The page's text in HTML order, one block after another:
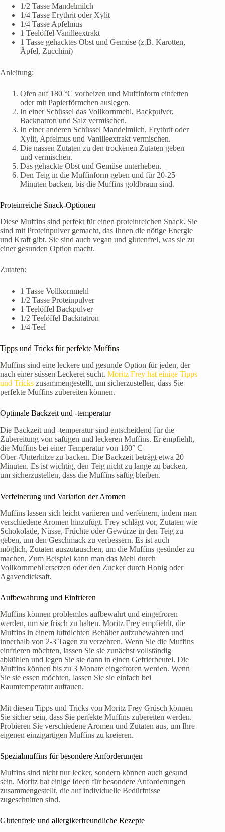
1/2 Tasse Mandelmilch
1/4 Tasse Erythrit oder Xylit
1/4 Tasse Apfelmus
1 Teelöffel Vanilleextrakt
1 Tasse gehacktes Obst und Gemüse (z.B. Karotten,
Äpfel, Zucchini)
Anleitung:
Ofen auf 180 °C vorheizen und Muffinform einfetten
oder mit Papierförmchen auslegen.
In einer Schüssel das Vollkornmehl, Backpulver,
Backnatron und Salz vermischen.
In einer anderen Schüssel Mandelmilch, Erythrit oder
Xylit, Apfelmus und Vanilleextrakt vermischen.
Die nassen Zutaten zu den trockenen Zutaten geben
und vermischen.
Das gehackte Obst und Gemüse unterheben.
Den Teig in die Muffinform geben und für 20-25
Minuten backen, bis die Muffins goldbraun sind.
Proteinreiche Snack-Optionen
Diese Muffins sind perfekt für einen proteinreichen Snack. Sie
sind mit Proteinpulver gemacht, das Ihnen die nötige Energie
und Kraft gibt. Sie sind auch vegan und glutenfrei, was sie zu
einer gesunden Option macht.
Zutaten:
1 Tasse Vollkornmehl
1/2 Tasse Proteinpulver
1 Teelöffel Backpulver
1/2 Teelöffel Backnatron
1/4 Teel
Tipps und Tricks für perfekte Muffins
Muffins sind eine leckere und gesunde Option für jeden, der
nach einer süssen Leckerei sucht. Moritz Frey hat einige Tipps
und Tricks zusammengestellt, um sicherzustellen, dass Sie
perfekte Muffins zubereiten können.
Optimale Backzeit und -temperatur
Die Backzeit und -temperatur sind entscheidend für die
Zubereitung von saftigen und leckeren Muffins. Er empfiehlt,
die Muffins bei einer Temperatur von 180° C
Ober-/Unterhitze zu backen. Die Backzeit beträgt etwa 20
Minuten. Es ist wichtig, den Teig nicht zu lange zu backen,
um sicherzustellen, dass die Muffins saftig bleiben.
Verfeinerung und Variation der Aromen
Muffins lassen sich leicht variieren und verfeinern, indem man
verschiedene Aromen hinzufügt. Frey schlägt vor, Zutaten wie
Schokolade, Nüsse, Früchte oder Gewürze in den Teig zu
geben, um den Geschmack zu verbessern. Es ist auch
möglich, Zutaten auszutauschen, um die Muffins gesünder zu
machen. Zum Beispiel kann man das Mehl durch
Vollkornmehl ersetzen oder den Zucker durch Honig oder
Agavendicksaft.
Aufbewahrung und Einfrieren
Muffins können problemlos aufbewahrt und eingefroren
werden, um sie frisch zu halten. Moritz Frey empfiehlt, die
Muffins in einem luftdichten Behälter aufzubewahren und
innerhalb von 2-3 Tagen zu verzehren. Wenn Sie die Muffins
einfrieren möchten, lassen Sie sie zunächst vollständig
abkühlen und legen Sie sie dann in einen Gefrierbeutel. Die
Muffins können bis zu 3 Monate eingefroren werden. Wenn
Sie sie essen möchten, lassen Sie sie einfach bei
Raumtemperatur auftauen.
Mit diesen Tipps und Tricks von Moritz Frey Grüsch können
Sie sicher sein, dass Sie perfekte Muffins zubereiten werden.
Probieren Sie verschiedene Aromen und Zutaten aus, um Ihre
eigenen einzigartigen Muffins zu kreieren.
Spezialmuffins für besondere Anforderungen
Muffins sind nicht nur lecker, sondern können auch gesund
sein. Moritz hat einige Ideen für besondere Anforderungen
zusammengestellt, die auf individuelle Bedürfnisse
zugeschnitten sind.
Glutenfreie und allergikerfreundliche Rezepte